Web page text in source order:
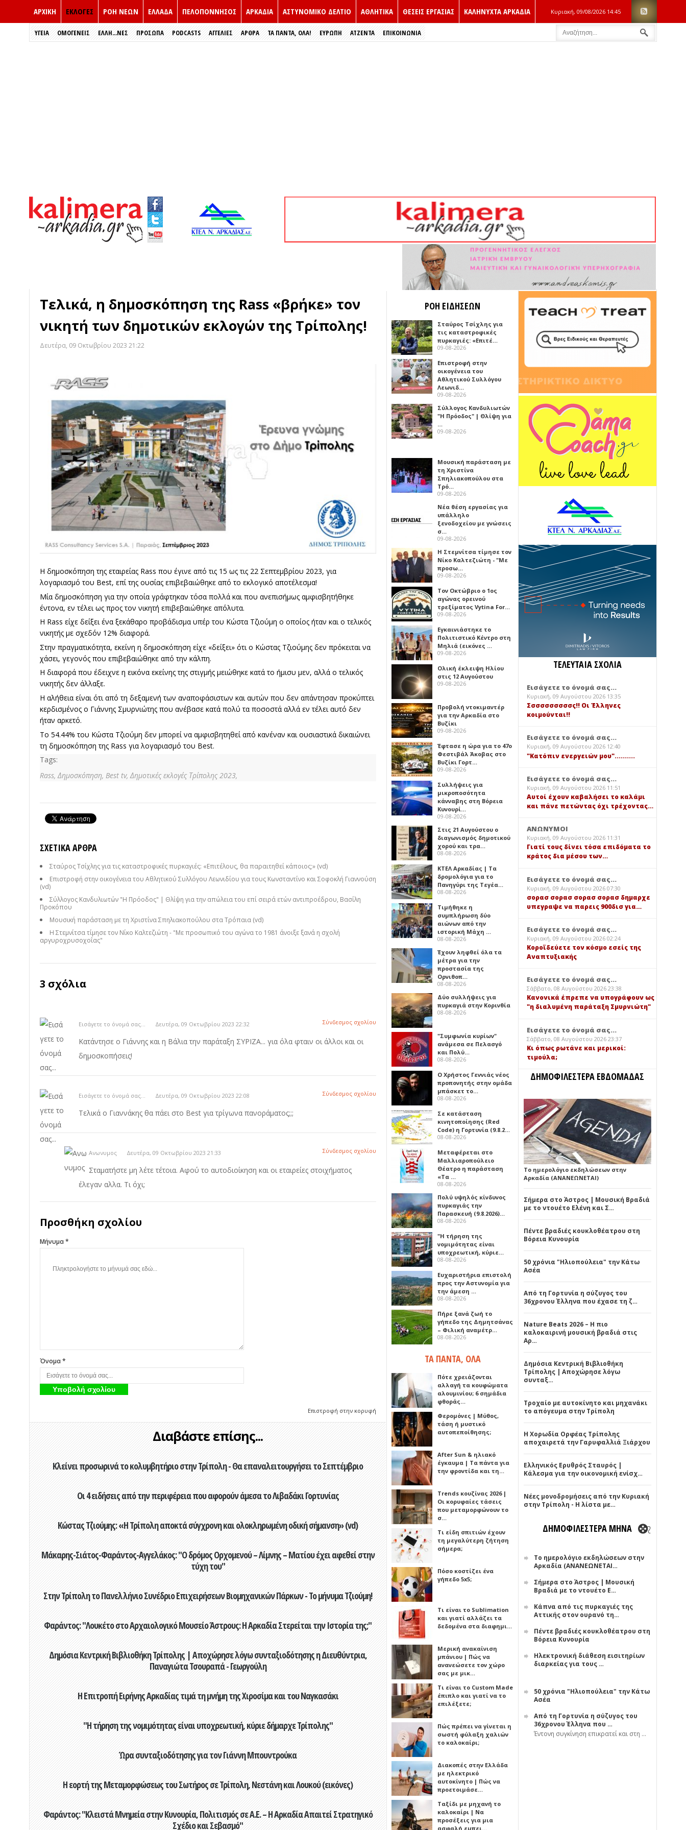
ΑΡΧΙΚΗ ΕΚΛΟΓΈΣ ΡΟΗ ΝΕΩΝ ΕΛΛΑΔΑ ΠΕΛΟΠΟΝΝΗΣΟΣ ΑΡΚΑΔΙΑ ΑΣΤΥΝΟΜΙΚΟ ΔΕΛΤΙΟ ΑΘΛΗΤΙΚΑ ΘΕΣΕΙΣ ΕΡΓΑΣΙΑΣ ΚΑΛΗΝΥΧΤΑ ΑΡΚΑΔΙΑ Κυριακή, 09/08/2026 14:45
ΥΓΕΙΑ ΟΜΟΓΕΝΕΙΣ ΈΛΛΗ...ΝΕΣ ΠΡΌΣΩΠΑ PODCASTS ΑΓΓΕΛΙΕΣ ΑΡΘΡΑ ΤΑ ΠΑΝΤΑ, ΟΛΑ! ΕΥΡΏΠΗ ΑΤΖΕΝΤΑ ΕΠΙΚΟΙΝΩΝΙΑ
Τελικά, η δημοσκόπηση της Rass «βρήκε» τον
νικητή των δημοτικών εκλογών της Τρίπολης!
Δευτέρα, 09 Οκτωβρίου 2023 21:22
Η δημοσκόπηση της εταιρείας Rass που έγινε από τις 15 ως τις 22 Σεπτεμβρίου 2023, για
λογαριασμό του Best, επί της ουσίας επιβεβαιώθηκε από το εκλογικό αποτέλεσμα!
Μία δημοσκόπηση για την οποία γράφτηκαν τόσα πολλά και που ανεπισήμως αμφισβητήθηκε
έντονα, εν τέλει ως προς τον νικητή επιβεβαιώθηκε απόλυτα.
Η Rass είχε δείξει ένα ξεκάθαρο προβάδισμα υπέρ του Κώστα Τζιούμη ο οποίος ήταν και ο τελικός
νικητής με σχεδόν 12% διαφορά.
Στην πραγματικότητα, εκείνη η δημοσκόπηση είχε «δείξει» ότι ο Κώστας Τζιούμης δεν πρόκειται να
χάσει, γεγονός που επιβεβαιώθηκε από την κάλπη.
Η διαφορά που έδειχνε η εικόνα εκείνης της στιγμής μειώθηκε κατά το ήμισυ μεν, αλλά ο τελικός
νικητής δεν άλλαξε.
Η αλήθεια είναι ότι από τη δεξαμενή των αναποφάσιστων και αυτών που δεν απάντησαν προκύπτει
κερδισμένος ο Γιάννης Σμυρνιώτης που ανέβασε κατά πολύ τα ποσοστά αλλά εν τέλει αυτό δεν
ήταν αρκετό.
Το 54.44% του Κώστα Τζιούμη δεν μπορεί να αμφισβητηθεί από κανέναν και ουσιαστικά δικαιώνει
τη δημοσκόπηση της Rass για λογαριασμό του Best.
Tags:
Rass,Δημοσκόπηση, Best tv,Δημοτικές εκλογές Τρίπολης 2023,
ΣΧΕΤΙΚΆ ΆΡΘΡΑ
Σταύρος Τσίχλης για τις καταστροφικές πυρκαγιές: «Επιτέλους, θα παραιτηθεί κάποιος;» (vd)
Επιστροφή στην οικογένεια του Αθλητικού Συλλόγου Λεωνιδίου για τους Κωνσταντίνο και Σοφοκλή Γιαννούση
(vd)
Σύλλογος Κανδυλιωτών "Η Πρόοδος" | Θλίψη για την απώλεια του επί σειρά ετών αντιπροέδρου, Βασίλη
Προκόπου
Μουσική παράσταση με τη Χριστίνα Σπηλιακοπούλου στα Τρόπαια (vd)
Η Στεμνίτσα τίμησε τον Νίκο Καλτεζιώτη - "Με προσωπικό του αγώνα το 1981 άνοιξε ξανά η σχολή
αργυροχρυσοχοΐας"
3 σχόλια
Εισάγετε το όνομά σας... Δευτέρα, 09 Οκτωβρίου 2023 22:32 Σύνδεσμος σχολίου
Κατάντησε ο Γιάννης και η Βάλια την παράταξη ΣΥΡΙΖΑ... για όλα φταιν οι άλλοι και οι
δημοσκοπήσεις!
Εισάγετε το όνομά σας... Δευτέρα, 09 Οκτωβρίου 2023 22:08 Σύνδεσμος σχολίου
Τελικά ο Γιαννάκης θα πάει στο Best για τρίγωνα πανοράματος;;;
Ανωνυμος Δευτέρα, 09 Οκτωβρίου 2023 21:33 Σύνδεσμος σχολίου
Σταματήστε μη λέτε τέτοια. Αφού το αυτοδιοίκηση και οι εταιρείες στοιχήματος
έλεγαν αλλα. Τι όχι;
Προσθήκη σχολίου
Μήνυμα *
Όνομα *
Επιστροφή στην κορυφή
Διαβάστε επίσης...
Κλείνει προσωρινά το κολυμβητήριο στην Τρίπολη - Θα επαναλειτουργήσει το Σεπτέμβριο
Οι 4 ειδήσεις από την περιφέρεια που αφορούν άμεσα το Λιβαδάκι Γορτυνίας
Κώστας Τζιούμης: «Η Τρίπολη αποκτά σύγχρονη και ολοκληρωμένη οδική σήμανση» (vd)
Μάκαρης-Σιάτος-Φαράντος-Αγγελάκος: "Ο δρόμος Ορχομενού – Λίμνης – Ματίου έχει αφεθεί στην
τύχη του"
Στην Τρίπολη το Πανελλήνιο Συνέδριο Επιχειρήσεων Βιομηχανικών Πάρκων - Το μήνυμα Τζιούμη!
Φαράντος: "Λουκέτο στο Αρχαιολογικό Μουσείο Άστρους: Η Αρκαδία Στερείται την Ιστορία της;"
Δημόσια Κεντρική Βιβλιοθήκη Τρίπολης | Αποχώρησε λόγω συνταξιοδότησης η Διευθύντρια,
Παναγιώτα Τσουραπά - Γεωργούλη
Η Επιτροπή Ειρήνης Αρκαδίας τιμά τη μνήμη της Χιροσίμα και του Ναγκασάκι
"Η τήρηση της νομιμότητας είναι υποχρεωτική, κύριε δήμαρχε Τρίπολης"
Ώρα συνταξιοδότησης για τον Γιάννη Μπουντρούκα
Η εορτή της Μεταμορφώσεως του Σωτήρος σε Τρίπολη, Νεστάνη και Λουκού (εικόνες)
Φαράντος: "Κλειστά Μνημεία στην Κυνουρία, Πολιτισμός σε Α.Ε. – Η Αρκαδία Απαιτεί Στρατηγικό
Σχέδιο και Σεβασμό"
ΡΟΗ ΕΙΔΗΣΕΩΝ
Σταύρος Τσίχλης για
τις καταστροφικές
πυρκαγιές: «Επιτέ…
09-08-2026
Επιστροφή στην
οικογένεια του
Αθλητικού Συλλόγου
Λεωνιδ…
09-08-2026
Σύλλογος Κανδυλιωτών
"Η Πρόοδος" | Θλίψη για
…
09-08-2026
Μουσική παράσταση με
τη Χριστίνα
Σπηλιακοπούλου στα
Τρό…
09-08-2026
Νέα θέση εργασίας για
υπάλληλο
ξενοδοχείου με γνώσεις
σ…
09-08-2026
Η Στεμνίτσα τίμησε τον
Νίκο Καλτεζιώτη - "Με
προσω…
09-08-2026
Τον Οκτώβριο ο 1ος
αγώνας ορεινού
τρεξίματος Vytina For…
09-08-2026
Εγκαινιάστηκε το
Πολιτιστικό Κέντρο στη
Μηλιά (εικόνες …
09-08-2026
Ολική έκλειψη Ηλίου
στις 12 Αυγούστου
09-08-2026
Προβολή ντοκιμαντέρ
για την Αρκαδία στο
Βυζίκι
09-08-2026
Έφτασε η ώρα για το 47ο
Φεστιβάλ Άκοβας στο
Βυζίκι Γορτ…
09-08-2026
Συλλήψεις για
μικροποσότητα
κάνναβης στη Βόρεια
Κυνουρί…
09-08-2026
Στις 21 Αυγούστου ο
διαγωνισμός δημοτικού
χορού και τρα…
08-08-2026
ΚΤΕΛ Αρκαδίας | Τα
δρομολόγια για το
Πανηγύρι της Τεγέα…
08-08-2026
Τιμήθηκε η
συμπλήρωση δύο
αιώνων από την
ιστορική Μάχη …
08-08-2026
Έχουν ληφθεί όλα τα
μέτρα για την
προστασία της
Ορνιθοπ…
08-08-2026
Δύο συλλήψεις για
πυρκαγιά στην Κορινθία
08-08-2026
"Συμφωνία κυρίων"
ανάμεσα σε Πελασγό
και Πολύ…
08-08-2026
Ο Χρήστος Γεννιάς νέος
προπονητής στην ομάδα
μπάσκετ το…
08-08-2026
Σε κατάσταση
κινητοποίησης (Red
Code) η Γορτυνία (9.8.2…
08-08-2026
Μεταφέρεται στο
Μαλλιαροπούλειο
Θέατρο η παράσταση
«Τα …
08-08-2026
Πολύ υψηλός κίνδυνος
πυρκαγιάς την
Παρασκευή (9.8.2026)…
08-08-2026
"Η τήρηση της
νομιμότητας είναι
υποχρεωτική, κύριε…
08-08-2026
Ευχαριστήρια επιστολή
προς την Αστυνομία για
την άμεση …
08-08-2026
Πήρε ξανά ζωή το
γήπεδο της Δημητσάνας
– Φιλική αναμέτρ…
08-08-2026
ΤΑ ΠΑΝΤΑ, ΟΛΑ
Πότε χρειάζονται
αλλαγή τα κουφώματα
αλουμινίου; 6 σημάδια
φθοράς…
Φερομόνες | Μύθος,
τάση ή μυστικό
αυτοπεποίθησης;
After Sun & ηλιακό
έγκαυμα | Τα πάντα για
την φροντίδα και τη…
Trends κουζίνας 2026 |
Οι κορυφαίες τάσεις
που μεταμορφώνουν το
σ…
Τι είδη σπιτιών έχουν
τη μεγαλύτερη ζήτηση
σήμερα;
Πόσο κοστίζει ένα
γήπεδο 5x5;
Τι είναι το Sublimation
και γιατί αλλάζει τα
δεδομένα στα διαφημι…
Μερική ανακαίνιση
μπάνιου | Πώς να
ανανεώσετε τον χώρο
σας με μικ…
Τι είναι το Custom Made
έπιπλο και γιατί να το
επιλέξετε;
Πώς πρέπει να γίνεται η
σωστή φύλαξη χαλιών
το καλοκαίρι;
Διακοπές στην Ελλάδα
με ηλεκτρικό
αυτοκίνητο | Πώς να
προετοιμάσε…
Ταξίδι με μηχανή το
καλοκαίρι | Να
προσέξεις για μια
ασφαλή εμπει…
ΤΕΛΕΥΤΑΙΑ ΣΧΟΛΙΑ
Εισάγετε το όνομά σας...
Κυριακή, 09 Αυγούστου 2026 13:35
Σσσσσσσσσσς!! Οι Έλληνες
κοιμούνται!!
Εισάγετε το όνομά σας...
Κυριακή, 09 Αυγούστου 2026 12:40
"Κατόπιν ενεργειών μου"..........
Εισάγετε το όνομά σας...
Κυριακή, 09 Αυγούστου 2026 11:51
Αυτοί έχουν καβαλήσει το καλάμι
και πάνε πετώντας όχι τρέχοντας…
ΑΝΩΝΥΜΟΙ
Κυριακή, 09 Αυγούστου 2026 11:31
Γιατί τους δίνει τόσα επιδόματα το
κράτος δια μέσου των…
Εισάγετε το όνομά σας...
Κυριακή, 09 Αυγούστου 2026 07:30
σορασ σορασ σορασ σορασ δημαρχε
υπεγραψε να παρεις 900δισ για…
Εισάγετε το όνομά σας...
Κυριακή, 09 Αυγούστου 2026 02:24
Κοροϊδεύετε τον κόσμο εσείς της
Αναπτυξιακής
Εισάγετε το όνομά σας...
Σάββατο, 08 Αυγούστου 2026 23:38
Κανονικά έπρεπε να υπογράφουν ως
"η διαλυμένη παράταξη Σμυρνιώτη"
Εισάγετε το όνομά σας...
Σάββατο, 08 Αυγούστου 2026 23:37
Κι όπως ρωτάνε και μερικοί:
τιμούλα;
ΔΗΜΟΦΙΛΕΣΤΕΡΑ ΕΒΔΟΜΑΔΑΣ
Το ημερολόγιο εκδηλώσεων στην
Αρκαδία (ΑΝΑΝΕΩΝΕΤΑΙ)
Σήμερα στο Άστρος | Μουσική Βραδιά
με το ντουέτο Ελένη και Σ…
Πέντε βραδιές κουκλοθέατρου στη
Βόρεια Κυνουρία
50 χρόνια "Ηλιοπούλεια" την Κάτω
Ασέα
Από τη Γορτυνία η σύζυγος του
36χρονου Έλληνα που έχασε τη ζ…
Nature Beats 2026 – Η πιο
καλοκαιρινή μουσική βραδιά στις
Αρ…
Δημόσια Κεντρική Βιβλιοθήκη
Τρίπολης | Αποχώρησε λόγω
συνταξ…
Τροχαίο με αυτοκίνητο και μηχανάκι
το απόγευμα στην Τρίπολη
Η Χορωδία Ορφέας Τρίπολης
αποχαιρετά την Γαρυφαλλιά Ξιάρχου
Ελληνικός Ερυθρός Σταυρός |
Κάλεσμα για την οικονομική ενίσχ…
Νέες μονοδρομήσεις από την Κυριακή
στην Τρίπολη - Η λίστα με…
ΔΗΜΟΦΙΛΕΣΤΕΡΑ ΜΗΝΑ
Το ημερολόγιο εκδηλώσεων στην
Αρκαδία (ΑΝΑΝΕΩΝΕΤΑΙ…
Σήμερα στο Άστρος | Μουσική
Βραδιά με το ντουέτο Ε…
Κάπνα από τις πυρκαγιές της
Αττικής στον ουρανό τη…
Πέντε βραδιές κουκλοθέατρου στη
Βόρεια Κυνουρία
Ηλεκτρονική διάθεση εισιτηρίων
διαρκείας για τους …
50 χρόνια "Ηλιοπούλεια" την Κάτω
Ασέα
Από τη Γορτυνία η σύζυγος του
36χρονου Έλληνα που …
Έντονη συγκίνηση επικρατεί και στη …